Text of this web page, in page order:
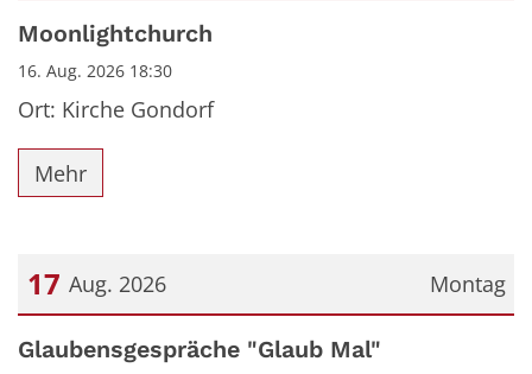
Datum: 16. August 2026
Moonlightchurch
16. Aug. 2026 18:30
Ort: Kirche Gondorf
Mehr
Montag
17 Aug. 2026
Datum: 17. August 2026
Glaubensgespräche "Glaub Mal"